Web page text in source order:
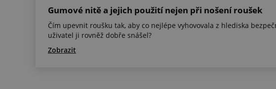
Gumové nitě a jejich použití nejen při nošení roušek
Čím upevnit roušku tak, aby co nejlépe vyhovovala z hlediska
uživatel ji rovněž dobře snášel?
Zobrazit